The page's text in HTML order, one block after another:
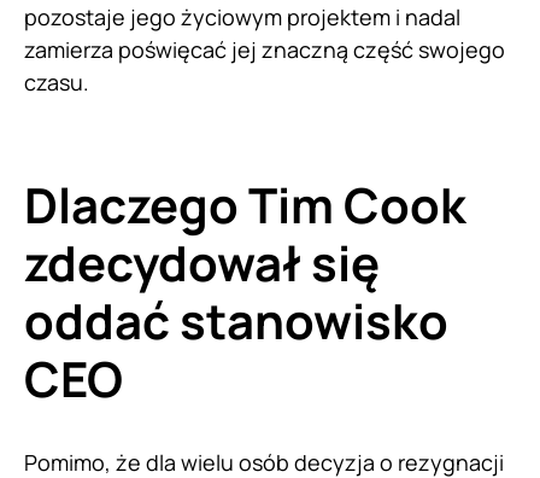
pozostaje jego życiowym projektem i nadal
zamierza poświęcać jej znaczną część swojego
czasu.
Dlaczego Tim Cook
zdecydował się
oddać stanowisko
CEO
Pomimo, że dla wielu osób decyzja o rezygnacji